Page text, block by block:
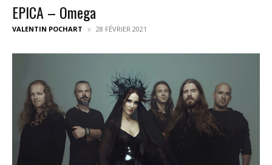
EPICA – Omega
VALENTIN POCHART 28 FÉVRIER 2021